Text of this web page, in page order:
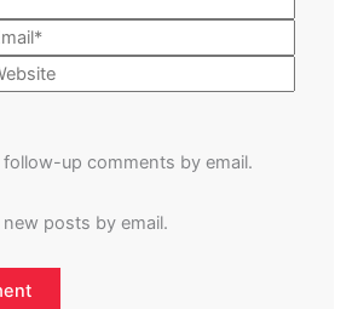
up comments by email.
posts by email.